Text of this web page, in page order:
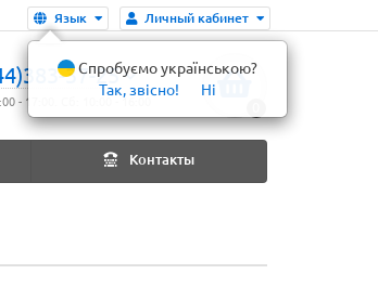
Личный кабинет
Язык
37-25
- 17:00. Сб: 10:00 - 16:00
Контакты
Спробуємо українською?
Так, звісно!
Ні